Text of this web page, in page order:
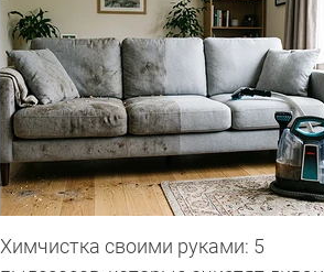
Химчистка своими руками: 5